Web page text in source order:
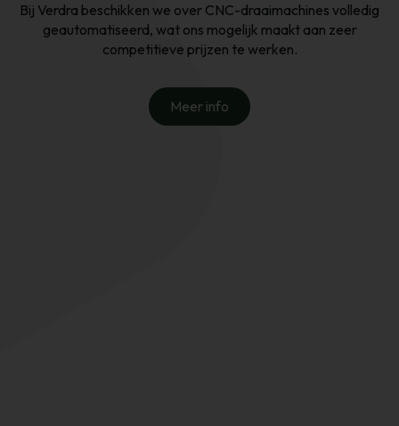
Bij Verdra beschikken we over CNC-draaimachines volledig
geautomatiseerd, wat ons mogelijk maakt aan zeer
competitieve prijzen te werken.
Meer info